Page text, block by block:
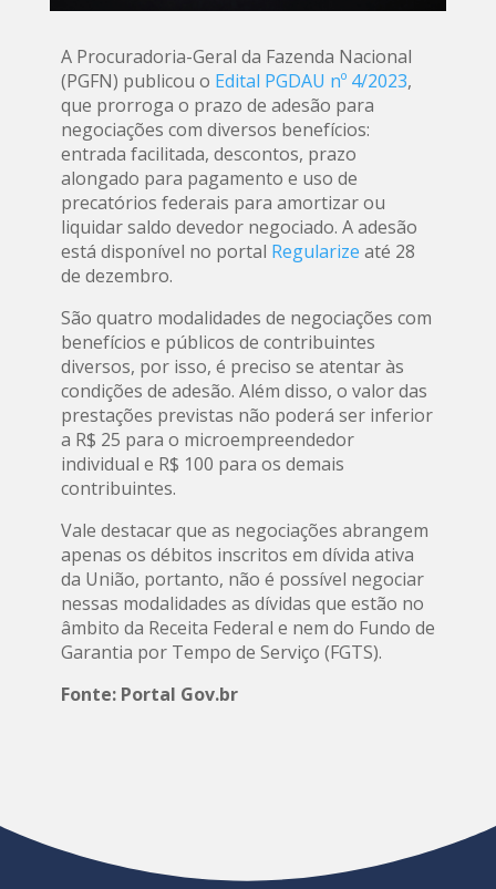
A Procuradoria-Geral da Fazenda Nacional
(PGFN) publicou o Edital PGDAU nº 4/2023,
que prorroga o prazo de adesão para
negociações com diversos benefícios:
entrada facilitada, descontos, prazo
alongado para pagamento e uso de
precatórios federais para amortizar ou
liquidar saldo devedor negociado. A adesão
está disponível no portal Regularize até 28
de dezembro.
São quatro modalidades de negociações com
benefícios e públicos de contribuintes
diversos, por isso, é preciso se atentar às
condições de adesão. Além disso, o valor das
prestações previstas não poderá ser inferior
a R$ 25 para o microempreendedor
individual e R$ 100 para os demais
contribuintes.
Vale destacar que as negociações abrangem
apenas os débitos inscritos em dívida ativa
da União, portanto, não é possível negociar
nessas modalidades as dívidas que estão no
âmbito da Receita Federal e nem do Fundo de
Garantia por Tempo de Serviço (FGTS).
Fonte: Portal Gov.br